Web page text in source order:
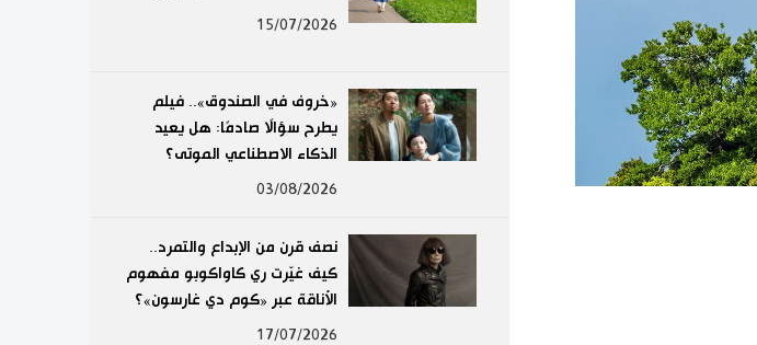
ثقافة
طوكيو
15/07/2026
«خروف في الصندوق».. فيلم
يطرح سؤالًا صادمًا: هل يعيد
الذكاء الاصطناعي الموتى؟
03/08/2026
نصف قرن من الإبداع والتمرد..
كيف غيّرت ري كاواكوبو مفهوم
الأناقة عبر «كوم دي غارسون»؟
17/07/2026